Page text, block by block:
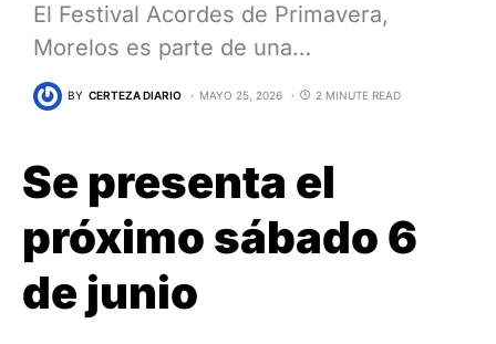
El Festival Acordes de Primavera,
Morelos es parte de una…
BY CERTEZA DIARIO MAYO 25, 2026 2 MINUTE READ
Se presenta el
próximo sábado 6
de junio